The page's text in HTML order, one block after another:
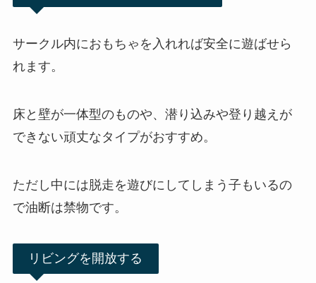
サークル内におもちゃを入れれば安全に遊ばせら
れます。
床と壁が一体型のものや、潜り込みや登り越えが
できない頑丈なタイプがおすすめ。
ただし中には脱走を遊びにしてしまう子もいるの
で油断は禁物です。
リビングを開放する